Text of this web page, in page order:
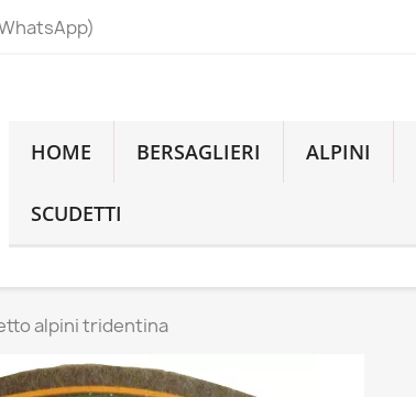
HOME
BERSAGLIERI ALPINI
SCUDETTI
alpini tridentina